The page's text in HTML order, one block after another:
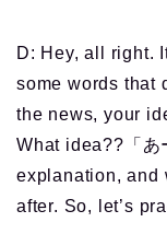
D: Hey, all right.
some words that
the news, your
What idea??「あ
explanation, and
after. So, let’s